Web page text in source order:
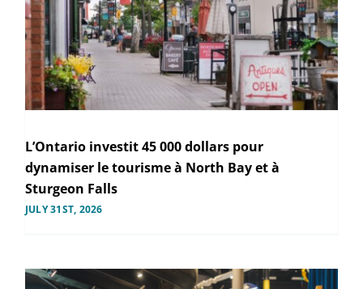
L’Ontario investit 45 000 dollars pour
dynamiser le tourisme à North Bay et à
Sturgeon Falls
JULY 31ST, 2026